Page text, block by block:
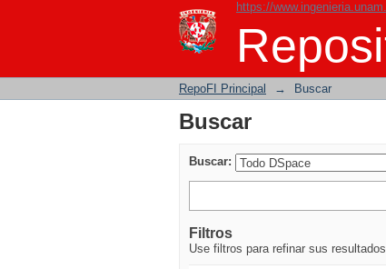
https://
Buscar
RepoFI Principal → Buscar
Buscar
Buscar:
Filtros
Use filtros para refinar sus